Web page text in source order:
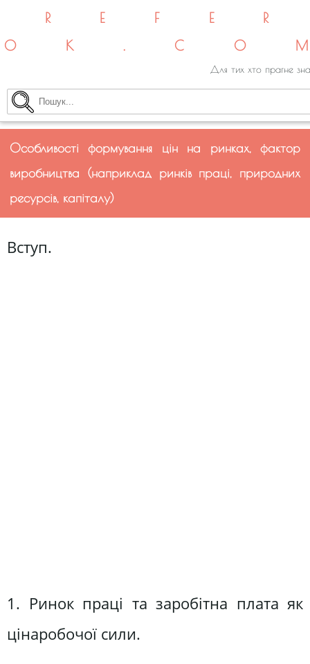
Для тих хто прагне
Особливості формування цін на ринках, фактор
виробництва (наприклад ринків праці, природних
ресурсів, капіталу)
Вступ.
1. Ринок праці та заробітна плата як
цінаробочої сили.